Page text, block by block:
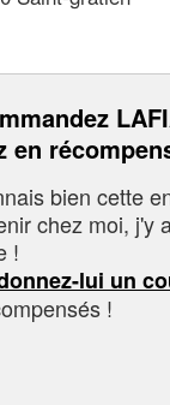
en
bien cette
chez moi, j'y
!
lui un
!